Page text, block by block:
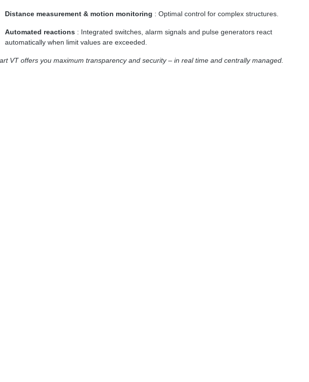
Distance measurement & motion monitoring : Optimal control for complex structures.
Automated reactions : Integrated switches, alarm signals and pulse generators react
automatically when limit values ​​are exceeded.
VT offers you maximum transparency and security – in real time and centrally managed.